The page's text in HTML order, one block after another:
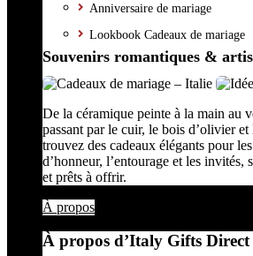
Anniversaire de mariage
Lookbook Cadeaux de mariage
Souvenirs romantiques &
De la céramique peinte à la main au
passant par le cuir, le bois d’olivier
trouvez des cadeaux élégants pour
d’honneur, l’entourage et les invités,
et prêts à offrir.
À propos
À propos d’Italy Gifts Direct